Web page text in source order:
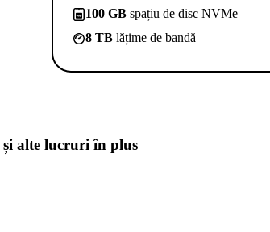
100 GB spațiu de disc NVMe
8 TB lățime de bandă
și alte lucruri în plus